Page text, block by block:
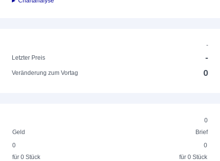
-
Letzter Preis
-
Veränderung zum Vortag 0
0
Geld
Brief
0
für 0 Stück
0
für 0 Stück